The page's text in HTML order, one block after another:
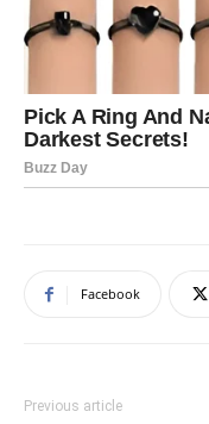
Facebook
Previous article